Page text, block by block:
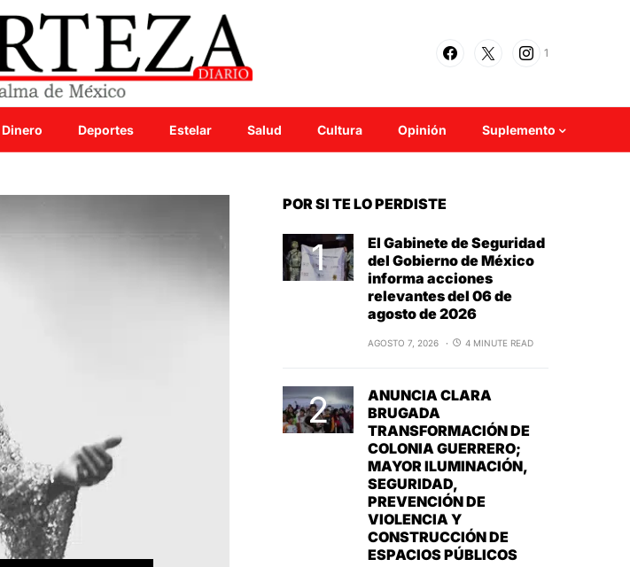
1
Dinero Deportes Estelar Salud Cultura Opinión Suplemento
POR SI TE LO PERDISTE
El Gabinete de Seguridad
del Gobierno de México
informa acciones
relevantes del 06 de
agosto de 2026
AGOSTO 7, 2026 4 MINUTE READ
ANUNCIA CLARA
BRUGADA
TRANSFORMACIÓN DE
COLONIA GUERRERO;
MAYOR ILUMINACIÓN,
SEGURIDAD,
PREVENCIÓN DE
VIOLENCIA Y
CONSTRUCCIÓN DE
ESPACIOS PÚBLICOS